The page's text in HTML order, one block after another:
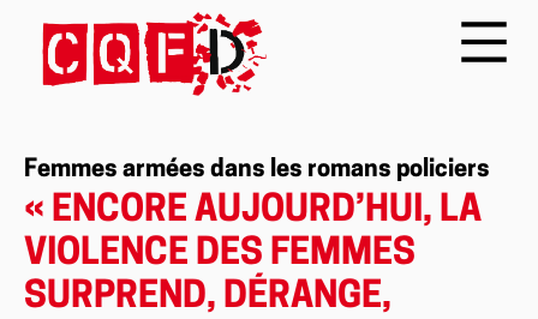
Femmes armées dans les romans policiers
« ENCORE AUJOURD’HUI, LA
VIOLENCE DES FEMMES
SURPREND, DÉRANGE,